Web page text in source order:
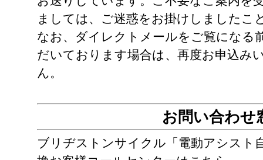
ましては、ご迷惑をお掛けしましたこ
なお、ダイレクトメールをご覧になる
だいております場合は、再度お申込み
ん。
お問い合わせ
ブリヂストンサイクル「電動アシスト